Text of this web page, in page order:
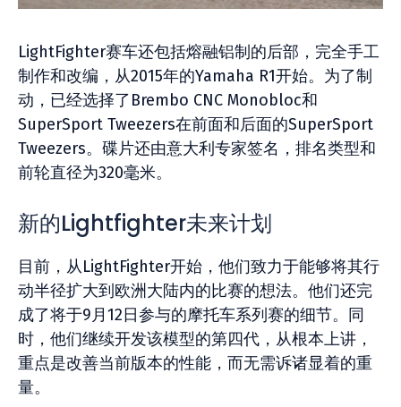
LightFighter赛车还包括熔融铝制的后部，完全手工
制作和改编，从2015年的Yamaha R1开始。为了制
动，已经选择了Brembo CNC Monobloc和
SuperSport Tweezers在前面和后面的SuperSport
Tweezers。碟片还由意大利专家签名，排名类型和
前轮直径为320毫米。
新的Lightfighter未来计划
目前，从LightFighter开始，他们致力于能够将其行
动半径扩大到欧洲大陆内的比赛的想法。他们还完
成了将于9月12日参与的摩托车系列赛的细节。同
时，他们继续开发该模型的第四代，从根本上讲，
重点是改善当前版本的性能，而无需诉诸显着的重
量。